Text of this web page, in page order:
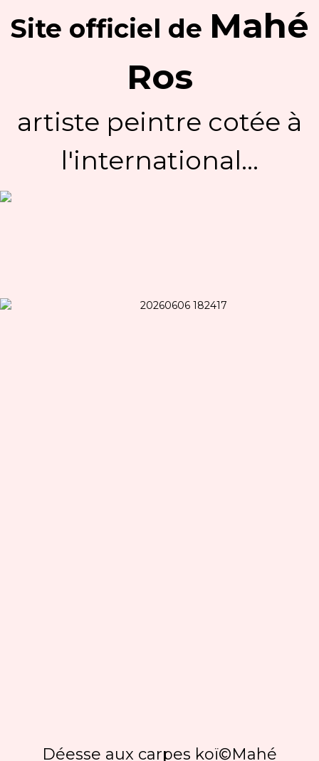
Site officiel de Mahé
Ros
artiste peintre cotée à
l'international...
Déesse aux carpes koï©Mahé